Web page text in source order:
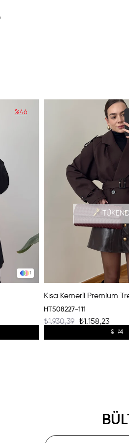
1
%46
TÜKENDI
HT508227-111
₺1.158,23
₺1.930,39
S M